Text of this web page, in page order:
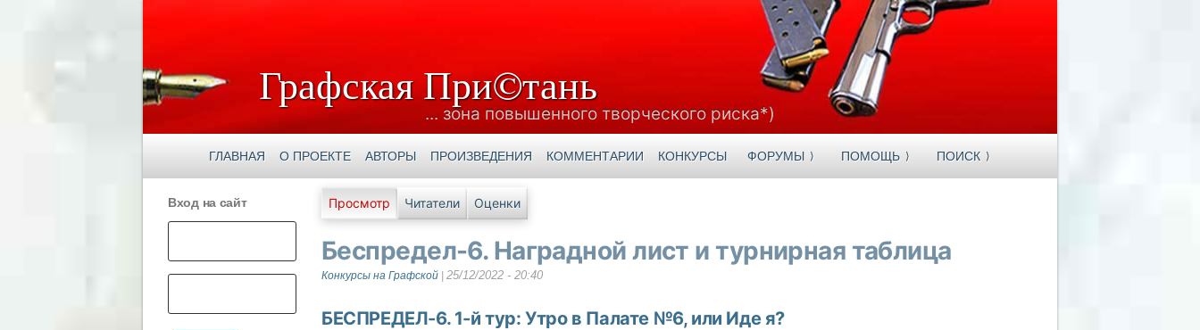
Графская При©тань
... зона повышенного творческого риска*)
ГЛАВНАЯ О ПРОЕКТЕ АВТОРЫ ПРОИЗВЕДЕНИЯ КОММЕНТАРИИ КОНКУРСЫ ФОРУМЫ ПОМОЩЬ ПОИСК
Вход на сайт Главные вкладки
Просмотр Читатели Оценки
Беспредел-6. Наградной лист и турнирная таблица
Конкурсы на Графской 25/12/2022 - 20:40
БЕСПРЕДЕЛ-6. 1-й тур: Утро в Палате №6, или Иде я?